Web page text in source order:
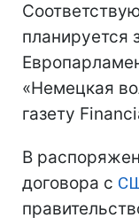
планируется
«Немецкая
газету
В
договора с